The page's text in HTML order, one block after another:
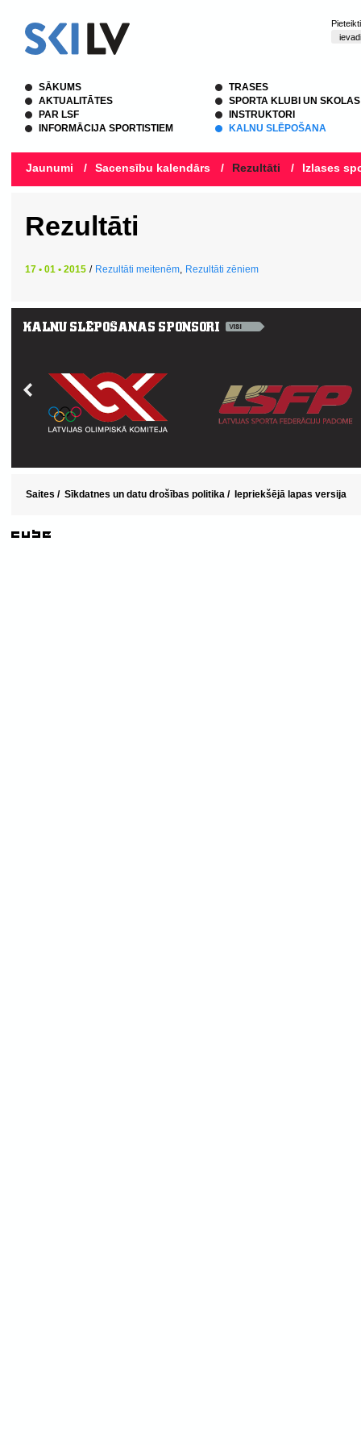
SĀKUMS
AKTUALITĀTES
PAR LSF
INFORMĀCIJA SPORTISTIEM
TRASES
SPORTA KLUBI UN SKOLAS
INSTRUKTORI
KALNU SLĒPOŠANA
Jaunumi / Sacensību kalendārs / Rezultāti / Izlases
Rezultāti
17 • 01 • 2015 / Rezultāti meitenēm, Rezultāti zēniem
Saites / Sīkdatnes un datu drošības politika / Iepriekšējā lapas versija